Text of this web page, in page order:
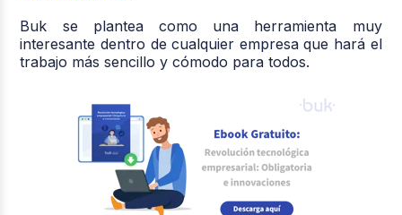
Buk se plantea como una herramienta muy
interesante dentro de cualquier empresa que hará el
trabajo más sencillo y cómodo para todos.